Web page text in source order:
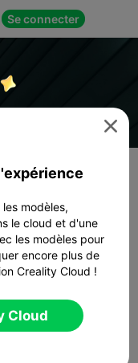
Se connecter

modèles,
le cloud et d'une
les modèles pour
encore plus de
Creality Cloud !
Cloud